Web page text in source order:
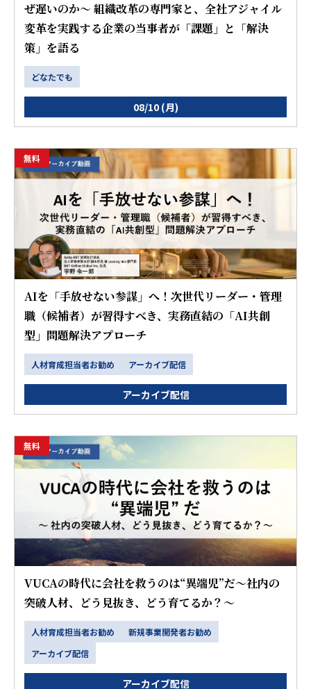
ぜ遅いのか〜 組織改革の専門家と、全社アジャイル
変革を実践する企業の当事者が「課題」と「解決
策」を語る
どなたでも
08/10 (月)
無料
AIを「手放せない参謀」へ！次世代リーダー・管理
職（候補者）が習得すべき、実務直結の「AI共創
型」問題解決アプローチ
人材育成担当者お勧め アーカイブ配信
アーカイブ配信
無料
VUCAの時代に会社を救うのは“異端児”だ～社内の
突破人材、どう見抜き、どう育てるか？～
人材育成担当者お勧め
新規事業開発者お勧め
アーカイブ配信
アーカイブ配信